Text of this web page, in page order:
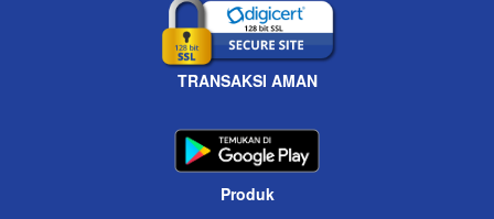
TRANSAKSI AMAN
Produk